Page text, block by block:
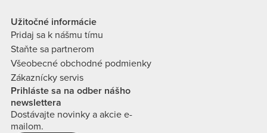
Užitočné informácie
Pridaj sa k nášmu tímu
Staňte sa partnerom
Všeobecné obchodné podmienky
Zákaznícky servis
Prihláste sa na odber nášho
newslettera
Dostávajte novinky a akcie e-
mailom.